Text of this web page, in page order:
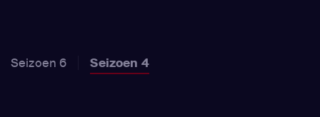
Seizoen 6 Seizoen 4